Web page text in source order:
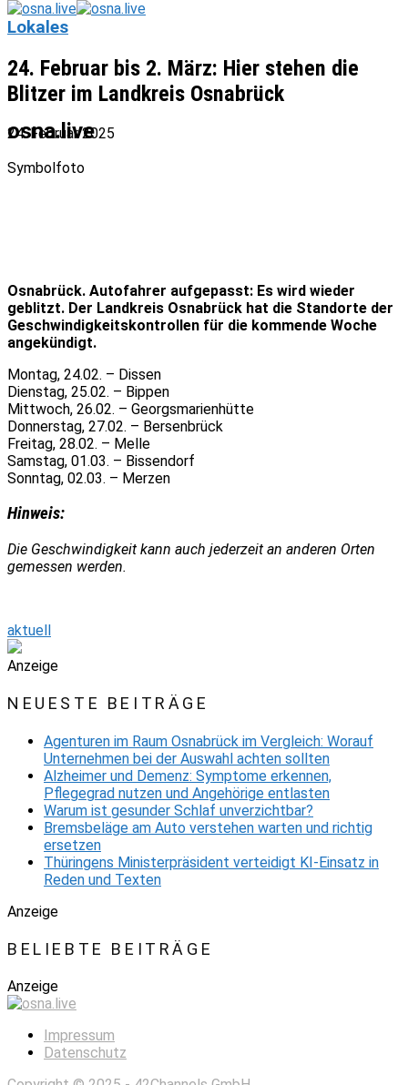
osna.live
Lokales
24. Februar bis 2. März: Hier stehen die
Blitzer im Landkreis Osnabrück
24. Februar 2025
Symbolfoto
Osnabrück. Autofahrer aufgepasst: Es wird wieder
geblitzt. Der Landkreis Osnabrück hat die Standorte der
Geschwindigkeitskontrollen für die kommende Woche
angekündigt.
Montag, 24.02. – Dissen
Dienstag, 25.02. – Bippen
Mittwoch, 26.02. – Georgsmarienhütte
Donnerstag, 27.02. – Bersenbrück
Freitag, 28.02. – Melle
Samstag, 01.03. – Bissendorf
Sonntag, 02.03. – Merzen
Hinweis:
Die Geschwindigkeit kann auch jederzeit an anderen Orten
gemessen werden.
aktuell
Anzeige
NEUESTE BEITRÄGE
Agenturen im Raum Osnabrück im Vergleich: Worauf
Unternehmen bei der Auswahl achten sollten
Alzheimer und Demenz: Symptome erkennen,
Pflegegrad nutzen und Angehörige entlasten
Warum ist gesunder Schlaf unverzichtbar?
Bremsbeläge am Auto verstehen warten und richtig
ersetzen
Thüringens Ministerpräsident verteidigt KI-Einsatz in
Reden und Texten
Anzeige
BELIEBTE BEITRÄGE
Anzeige
Impressum
Datenschutz